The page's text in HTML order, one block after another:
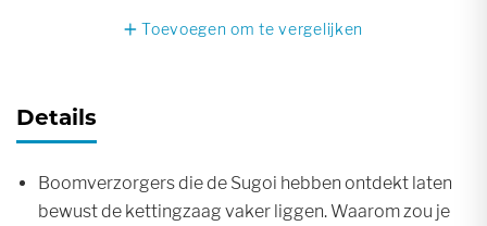
Toevoegen om te vergelijken
Details
Boomverzorgers die de Sugoi hebben ontdekt laten
bewust de kettingzaag vaker liggen. Waarom zou je